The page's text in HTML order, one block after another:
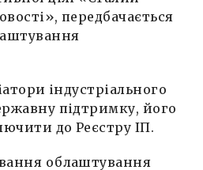
передбачається
індустріального
підтримку, його
до Реєстру ІП.
облаштування